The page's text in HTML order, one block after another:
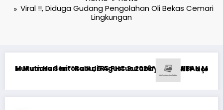
Viral !!, Diduga Gudang Pengolahan Oli Bekas Cemari
Lingkungan
MEMBERI NAFKAH PASCA-PERCERAIAN KEPADA
RTP açıqlığı: Mostbet real oyun statistikası ilə oyun anlayışı